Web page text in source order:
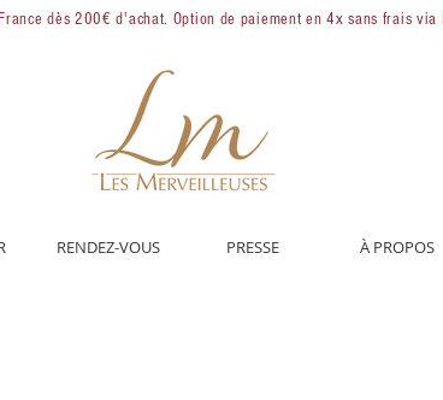
dès 200€ d'achat. Option de paiement en 4x sans frais via
RENDEZ-VOUS PRESSE À PROPOS